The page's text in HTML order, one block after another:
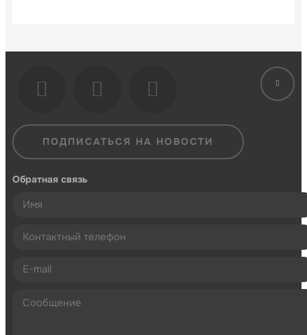
ПОДПИСАТЬСЯ НА НОВОСТИ
Обратная связь